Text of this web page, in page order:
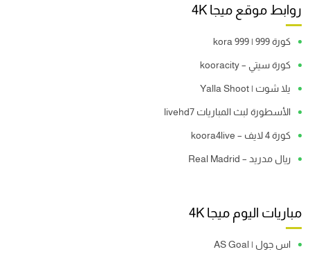
روابط موقع ميجا 4K
كورة 999 | kora 999
كورة سيتي – kooracity
يلا شوت | Yalla Shoot
الأسطورة لبث المباريات livehd7
كورة 4 لايف – koora4live
ريال مدريد – Real Madrid
مباريات اليوم ميجا 4K
اس جول | AS Goal